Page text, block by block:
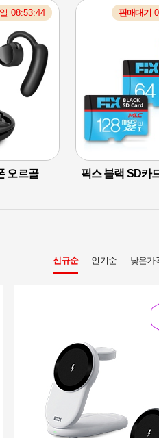
08:53:43
원
원
오르골
판매대기
%
픽스 블랙 SD카
신규순 인기순 낮은가